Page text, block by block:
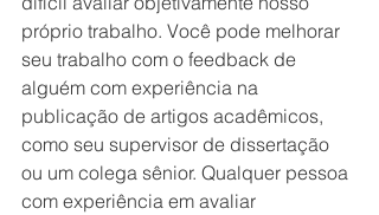
próprio trabalho. Você pode melhorar
seu trabalho com o feedback de
alguém com experiência na
publicação de artigos acadêmicos,
como seu supervisor de dissertação
ou um colega sênior. Qualquer pessoa
com experiência em avaliar